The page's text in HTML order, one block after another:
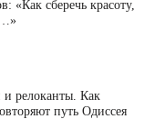
«Как сберечь красоту,
релоканты. Как
путь Одиссея